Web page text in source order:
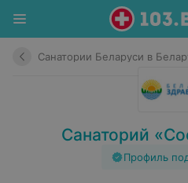
Санатории Беларуси в
Санаторий
Профиль